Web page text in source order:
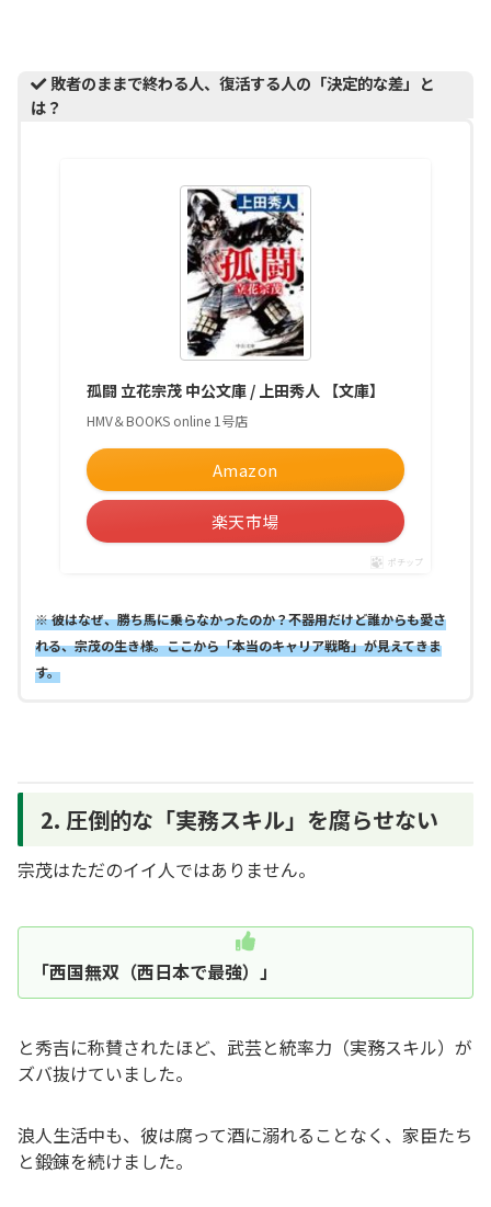
敗者のままで終わる人、復活する人の「決定的な差」と
は？
孤闘 立花宗茂 中公文庫 / 上田秀人 【文庫】
HMV＆BOOKS online 1号店
Amazon
楽天市場
ポチップ
※ 彼はなぜ、勝ち馬に乗らなかったのか？不器用だけど誰からも愛さ
れる、宗茂の生き様。ここから「本当のキャリア戦略」が見えてきま
す。
2. 圧倒的な「実務スキル」を腐らせない
宗茂はただのイイ人ではありません。
「西国無双（西日本で最強）」
と秀吉に称賛されたほど、武芸と統率力（実務スキル）が
ズバ抜けていました。
浪人生活中も、彼は腐って酒に溺れることなく、家臣たち
と鍛錬を続けました。